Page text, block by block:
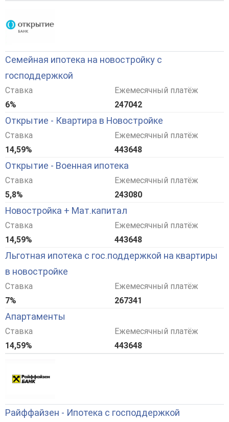
Семейная ипотека на новостройку с
господдержкой
Ставка
6%
Ежемесячный платёж
247042
Открытие - Квартира в Новостройке
Ставка
14,59%
Ежемесячный платёж
443648
Открытие - Военная ипотека
Ставка
5,8%
Ежемесячный платёж
243080
Новостройка + Мат.капитал
Ставка
14,59%
Ежемесячный платёж
443648
Льготная ипотека с гос.поддержкой на квартиры
в новостройке
Ставка
7%
Ежемесячный платёж
267341
Апартаменты
Ставка
14,59%
Ежемесячный платёж
443648
Райффайзен - Ипотека с господдержкой